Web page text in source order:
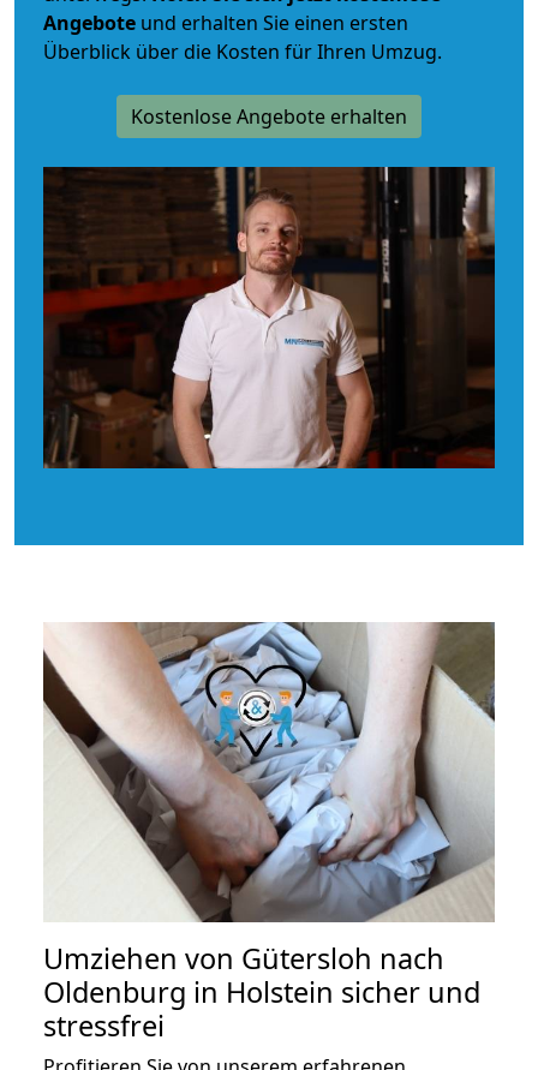
Angebote und erhalten Sie einen ersten
Überblick über die Kosten für Ihren Umzug.
Kostenlose Angebote erhalten
Umziehen von Gütersloh nach
Oldenburg in Holstein sicher und
stressfrei